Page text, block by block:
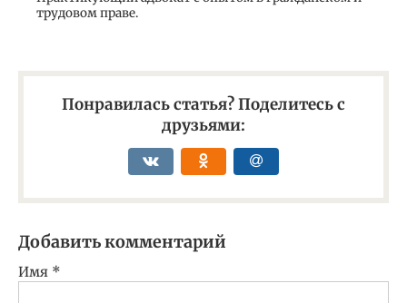
трудовом праве.
Понравилась статья? Поделитесь с
друзьями:
Добавить комментарий
Имя *